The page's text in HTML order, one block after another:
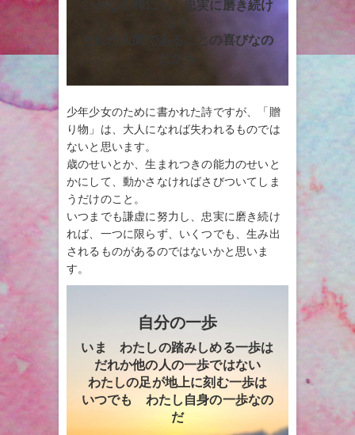
いかなる時にも 忠実に磨き続け
それが人間であることの喜びなの
少年少女のために書かれた詩ですが、「贈
り物」は、大人になれば失われるものでは
ないと思います。
歳のせいとか、生まれつきの能力のせいと
かにして、動かさなければさびついてしま
うだけのこと。
いつまでも謙虚に努力し、忠実に磨き続け
れば、一つに限らず、いくつでも、生み出
されるものがあるのではないかと思いま
す。
自分の一歩
いま わたしの踏みしめる一歩は
だれか他の人の一歩ではない
わたしの足が地上に刻む一歩は
いつでも わたし自身の一歩なの
だ